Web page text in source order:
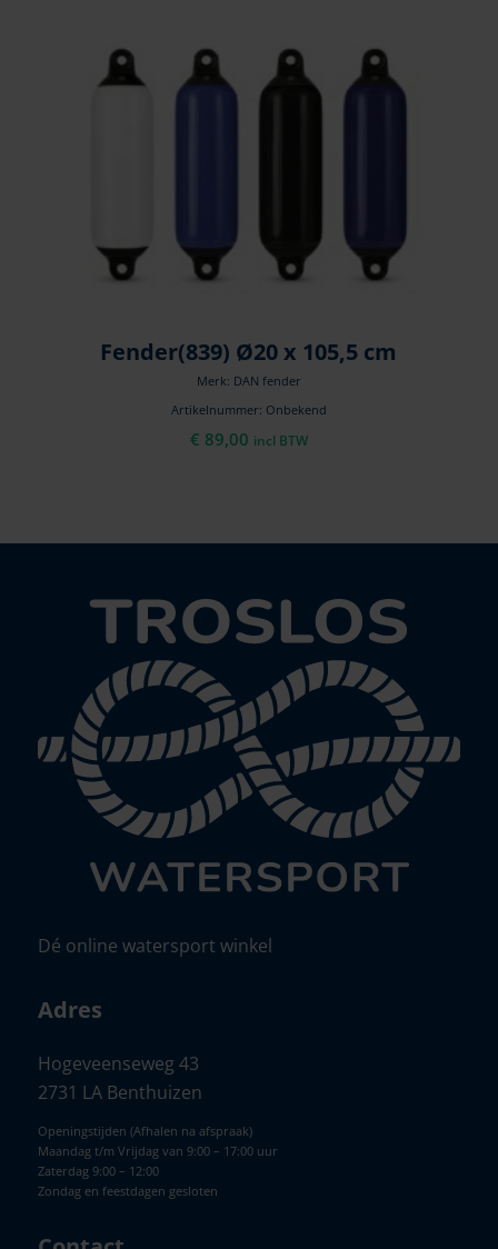
Fender(839) Ø20 x 105,5 cm
Merk: DAN fender
Artikelnummer: Onbekend
€ 89,00 incl BTW
Dé online watersport winkel
Adres
Hogeveenseweg 43
2731 LA Benthuizen
Openingstijden (Afhalen na afspraak)
Maandag t/m Vrijdag van 9:00 – 17:00 uur
Zaterdag 9:00 – 12:00
Zondag en feestdagen gesloten